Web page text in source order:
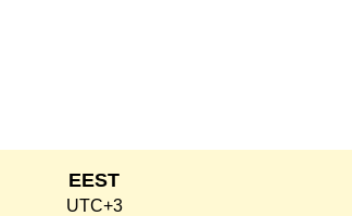
EEST
UTC+3